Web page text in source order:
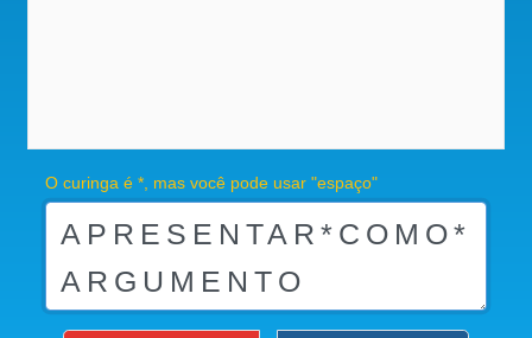
O curinga é *, mas você pode usar "espaço"